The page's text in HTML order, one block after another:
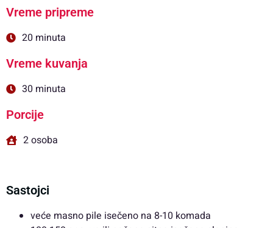
Vreme pripreme
20 minuta
Vreme kuvanja
30 minuta
Porcije
2 osoba
Sastojci
veće masno pile isečeno na 8-10 komada